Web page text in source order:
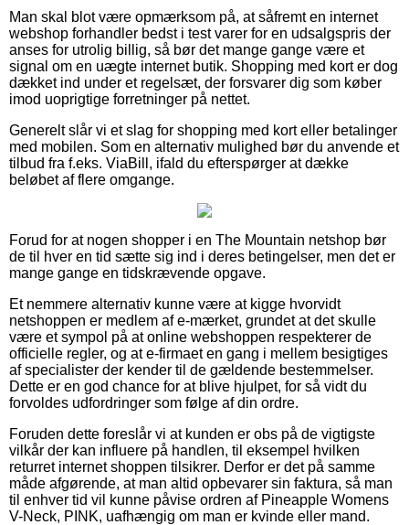
Man skal blot være opmærksom på, at såfremt en internet
webshop forhandler bedst i test varer for en udsalgspris der
anses for utrolig billig, så bør det mange gange være et
signal om en uægte internet butik. Shopping med kort er dog
dækket ind under et regelsæt, der forsvarer dig som køber
imod uoprigtige forretninger på nettet.
Generelt slår vi et slag for shopping med kort eller betalinger
med mobilen. Som en alternativ mulighed bør du anvende et
tilbud fra f.eks. ViaBill, ifald du efterspørger at dække
beløbet af flere omgange.
Forud for at nogen shopper i en The Mountain netshop bør
de til hver en tid sætte sig ind i deres betingelser, men det er
mange gange en tidskrævende opgave.
Et nemmere alternativ kunne være at kigge hvorvidt
netshoppen er medlem af e-mærket, grundet at det skulle
være et sympol på at online webshoppen respekterer de
officielle regler, og at e-firmaet en gang i mellem besigtiges
af specialister der kender til de gældende bestemmelser.
Dette er en god chance for at blive hjulpet, for så vidt du
forvoldes udfordringer som følge af din ordre.
Foruden dette foreslår vi at kunden er obs på de vigtigste
vilkår der kan influere på handlen, til eksempel hvilken
returret internet shoppen tilsikrer. Derfor er det på samme
måde afgørende, at man altid opbevarer sin faktura, så man
til enhver tid vil kunne påvise ordren af Pineapple Womens
V-Neck, PINK, uafhængig om man er kvinde eller mand.